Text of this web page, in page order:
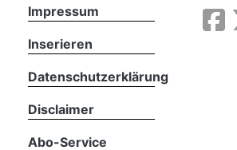
Impressum
Inserieren
Datenschutzerklärung
Disclaimer
Abo-Service